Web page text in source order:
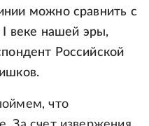
можно сравнить с
I веке нашей эры,
Российской
что